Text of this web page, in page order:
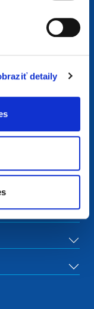
detaily
vzw (EURid)